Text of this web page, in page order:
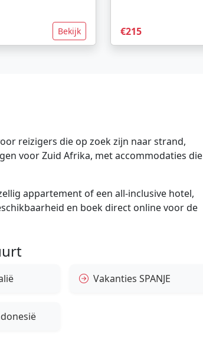
Bekijk €215
reizigers die op zoek zijn naar strand,
voor Zuid Afrika, met accommodaties die
appartement of een all-inclusive hotel,
en boek direct online voor de
Vakanties SPANJE